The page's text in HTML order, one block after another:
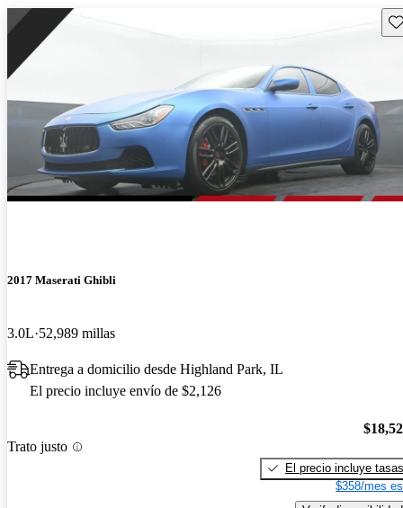
2017 Maserati Ghibli
3.0L 52,989 millas
Entrega a domicilio desde Highland Park, IL
El precio incluye envío de $2,126
Trato justo
El precio incluye tasas
$358/mes